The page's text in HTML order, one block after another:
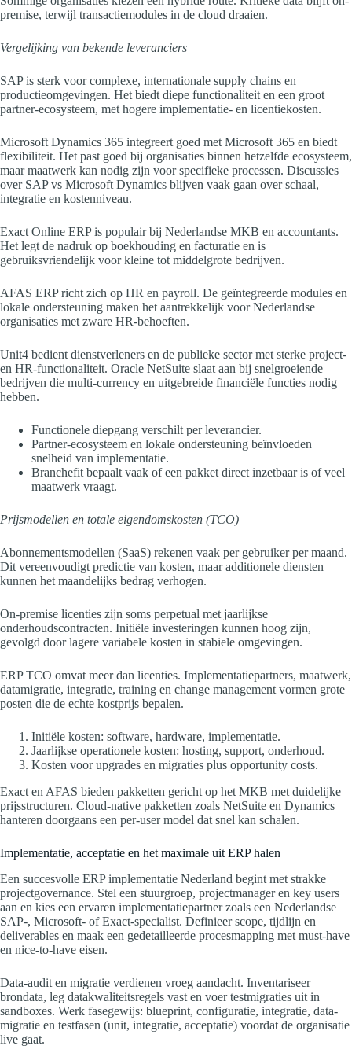
premise, terwijl transactiemodules in de cloud draaien.
Vergelijking van bekende leveranciers
SAP is sterk voor complexe, internationale supply chains en
productieomgevingen. Het biedt diepe functionaliteit en een groot
partner-ecosysteem, met hogere implementatie- en licentiekosten.
Microsoft Dynamics 365 integreert goed met Microsoft 365 en biedt
flexibiliteit. Het past goed bij organisaties binnen hetzelfde ecosysteem,
maar maatwerk kan nodig zijn voor specifieke processen. Discussies
over SAP vs Microsoft Dynamics blijven vaak gaan over schaal,
integratie en kostenniveau.
Exact Online ERP is populair bij Nederlandse MKB en accountants.
Het legt de nadruk op boekhouding en facturatie en is
gebruiksvriendelijk voor kleine tot middelgrote bedrijven.
AFAS ERP richt zich op HR en payroll. De geïntegreerde modules en
lokale ondersteuning maken het aantrekkelijk voor Nederlandse
organisaties met zware HR-behoeften.
Unit4 bedient dienstverleners en de publieke sector met sterke project-
en HR-functionaliteit. Oracle NetSuite slaat aan bij snelgroeiende
bedrijven die multi-currency en uitgebreide financiële functies nodig
hebben.
Functionele diepgang verschilt per leverancier.
Partner-ecosysteem en lokale ondersteuning beïnvloeden
snelheid van implementatie.
Branchefit bepaalt vaak of een pakket direct inzetbaar is of veel
maatwerk vraagt.
Prijsmodellen en totale eigendomskosten (TCO)
Abonnementsmodellen (SaaS) rekenen vaak per gebruiker per maand.
Dit vereenvoudigt predictie van kosten, maar additionele diensten
kunnen het maandelijks bedrag verhogen.
On-premise licenties zijn soms perpetual met jaarlijkse
onderhoudscontracten. Initiële investeringen kunnen hoog zijn,
gevolgd door lagere variabele kosten in stabiele omgevingen.
ERP TCO omvat meer dan licenties. Implementatiepartners, maatwerk,
datamigratie, integratie, training en change management vormen grote
posten die de echte kostprijs bepalen.
Initiële kosten: software, hardware, implementatie.
Jaarlijkse operationele kosten: hosting, support, onderhoud.
Kosten voor upgrades en migraties plus opportunity costs.
Exact en AFAS bieden pakketten gericht op het MKB met duidelijke
prijsstructuren. Cloud-native pakketten zoals NetSuite en Dynamics
hanteren doorgaans een per-user model dat snel kan schalen.
Implementatie, acceptatie en het maximale uit ERP halen
Een succesvolle ERP implementatie Nederland begint met strakke
projectgovernance. Stel een stuurgroep, projectmanager en key users
aan en kies een ervaren implementatiepartner zoals een Nederlandse
SAP-, Microsoft- of Exact-specialist. Definieer scope, tijdlijn en
deliverables en maak een gedetailleerde procesmapping met must-have
en nice-to-have eisen.
Data-audit en migratie verdienen vroeg aandacht. Inventariseer
brondata, leg datakwaliteitsregels vast en voer testmigraties uit in
sandboxes. Werk fasegewijs: blueprint, configuratie, integratie, data-
migratie en testfasen (unit, integratie, acceptatie) voordat de organisatie
live gaat.